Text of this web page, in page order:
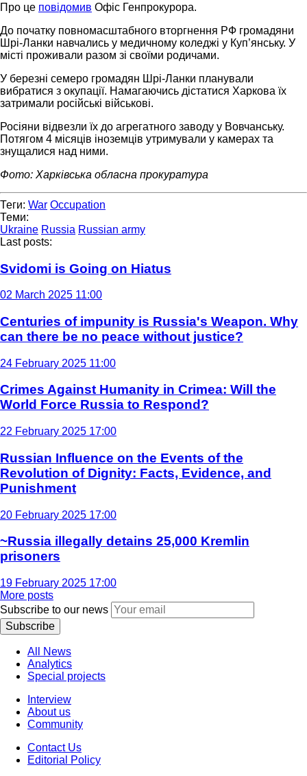
Про це повідомив Офіс Генпрокурора.
До початку повномасштабного вторгнення РФ громадяни
Шрі-Ланки навчались у медичному коледжі у Куп’янську. У
місті проживали разом зі своїми родичами.
У березні семеро громадян Шрі-Ланки планували
вибратися з окупації. Намагаючись дістатися Харкова їх
затримали російські військові.
Росіяни відвезли їх до агрегатного заводу у Вовчанську.
Потягом 4 місяців іноземців утримували у камерах та
знущалися над ними.
Фото: Харківська обласна прокуратура
Теги: War Occupation
Теми:
Ukraine Russia Russian army
Last posts:
Svidomi is Going on Hiatus
02 March 2025 11:00
Centuries of impunity is Russia's Weapon. Why
can there be no peace without justice?
24 February 2025 11:00
Crimes Against Humanity in Crimea: Will the
World Force Russia to Respond?
22 February 2025 17:00
Russian Influence on the Events of the
Revolution of Dignity: Facts, Evidence, and
Punishment
20 February 2025 17:00
~Russia illegally detains 25,000 Kremlin
prisoners
19 February 2025 17:00
More posts
Subscribe to our news
Subscribe
All News
Analytics
Special projects
Interview
About us
Community
Contact Us
Editorial Policy